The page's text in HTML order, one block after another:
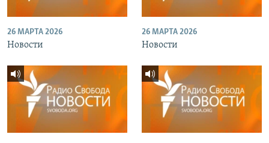
26 МАРТА 2026
Новости
26 МАРТА 2026
Новости